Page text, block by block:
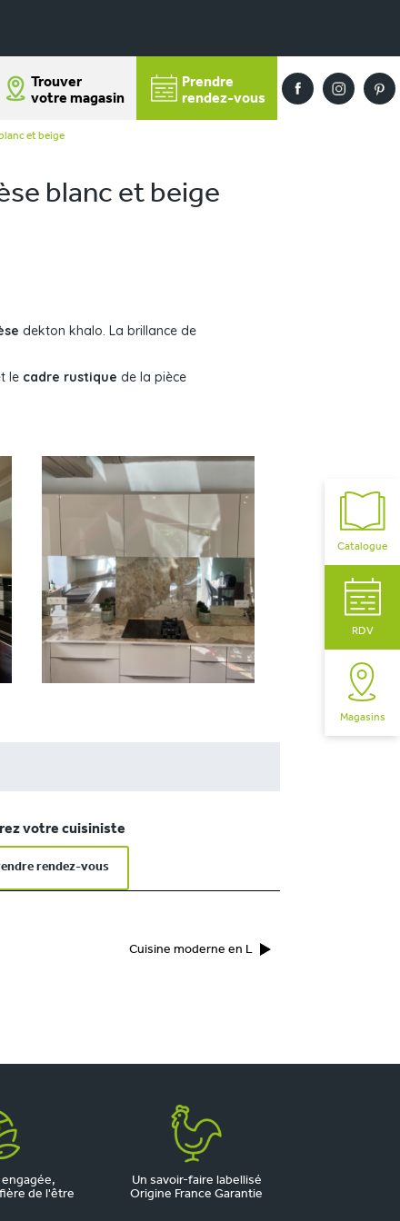
Trouver
votre magasin
Prendre
rendez-vous
Catalogue
RDV
Magasins
et beige
blanc et beige
dekton khalo. La brillance de
le cadre rustique de la pièce
votre cuisiniste
rendez-vous
Cuisine moderne en L
de l'être
Un savoir-faire labellisé
Origine France Garantie